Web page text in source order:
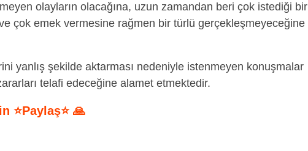
olayların olacağına, uzun zamandan beri çok istediği bir
çok emek vermesine rağmen bir türlü gerçekleşmeyeceğine
yanlış şekilde aktarması nedeniyle istenmeyen konuşmalar
telafi edeceğine alamet etmektedir.
⭐Paylaş⭐ 🙏